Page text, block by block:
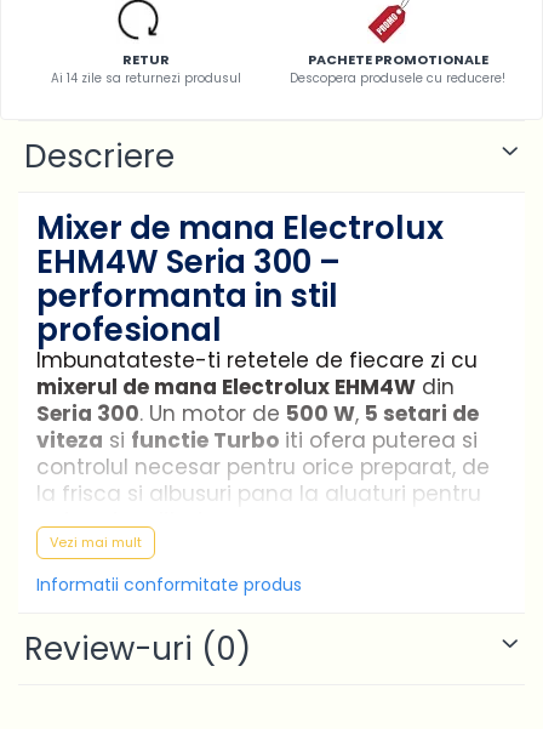
RETUR
Ai 14 zile sa returnezi produsul
PACHETE PROMOTIONALE
Descopera produsele cu reducere!
Descriere
Mixer de mana Electrolux
EHM4W Seria 300 –
performanta in stil
profesional
Imbunatateste-ti retetele de fiecare zi cu
mixerul de mana Electrolux EHM4W din
Seria 300. Un motor de 500 W, 5 setari de
viteza si functie Turbo iti ofera puterea si
controlul necesar pentru orice preparat, de
la frisca si albusuri pana la aluaturi pentru
paine si prajituri.
Motor puternic de 500 W
constanta pentru mixare, batere si
framantare, atat pentru retete traditionale,
Vezi mai mult
Informatii conformitate produs
Review-uri (0)